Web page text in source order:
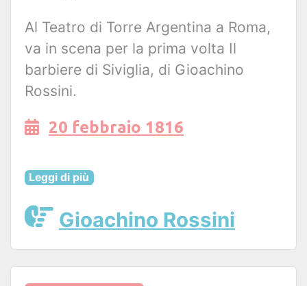
Al Teatro di Torre Argentina a Roma,
va in scena per la prima volta Il
barbiere di Siviglia, di Gioachino
Rossini.
20 febbraio 1816
Leggi di più
Gioachino Rossini